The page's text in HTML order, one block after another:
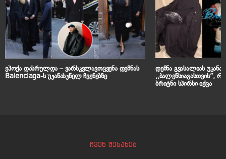
ეპოქა დასრულდა – ვარსკვლავთცვენა დემნას
Balenciaga-ს უკანასკნელ ჩვენებზე
დემნა გვასალიას
,,ბალენსიაგასთვის”,
ბრიტნი სპირსი იქცა
ჩვენ შესახებ